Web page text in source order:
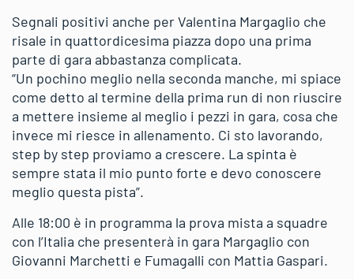
Segnali positivi anche per Valentina Margaglio che
risale in quattordicesima piazza dopo una prima
parte di gara abbastanza complicata.
“Un pochino meglio nella seconda manche, mi spiace
come detto al termine della prima run di non riuscire
a mettere insieme al meglio i pezzi in gara, cosa che
invece mi riesce in allenamento. Ci sto lavorando,
step by step proviamo a crescere. La spinta è
sempre stata il mio punto forte e devo conoscere
meglio questa pista”.
Alle 18:00 è in programma la prova mista a squadre
con l’Italia che presenterà in gara Margaglio con
Giovanni Marchetti e Fumagalli con Mattia Gaspari.